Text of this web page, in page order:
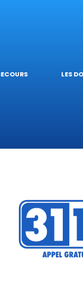
LES